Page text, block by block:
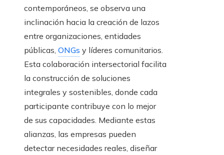
contemporáneos, se observa una
inclinación hacia la creación de lazos
entre organizaciones, entidades
públicas, ONGs y líderes comunitarios.
Esta colaboración intersectorial facilita
la construcción de soluciones
integrales y sostenibles, donde cada
participante contribuye con lo mejor
de sus capacidades. Mediante estas
alianzas, las empresas pueden
detectar necesidades reales, diseñar